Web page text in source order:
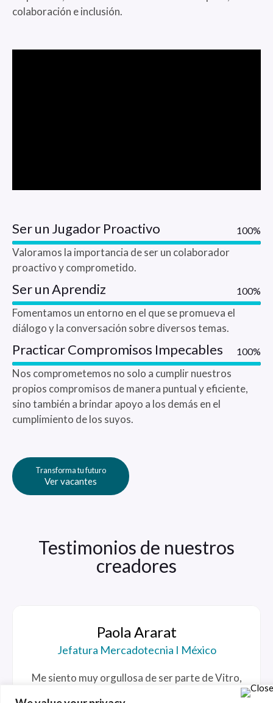
colaboración e inclusión.
Ser un Jugador Proactivo 100%
Valoramos la importancia de ser un colaborador
proactivo y comprometido.
Ser un Aprendiz 100%
Fomentamos un entorno en el que se promueva el
diálogo y la conversación sobre diversos temas.
Practicar Compromisos Impecables 100%
Nos comprometemos no solo a cumplir nuestros
propios compromisos de manera puntual y eficiente,
sino también a brindar apoyo a los demás en el
cumplimiento de los suyos.
Transforma tu futuro
Ver vacantes
Testimonios de nuestros
creadores
Paola Ararat
Jefatura Mercadotecnia I México
Me siento muy orgullosa de ser parte de Vitro,
una empresa que apuesta por la innovación y el